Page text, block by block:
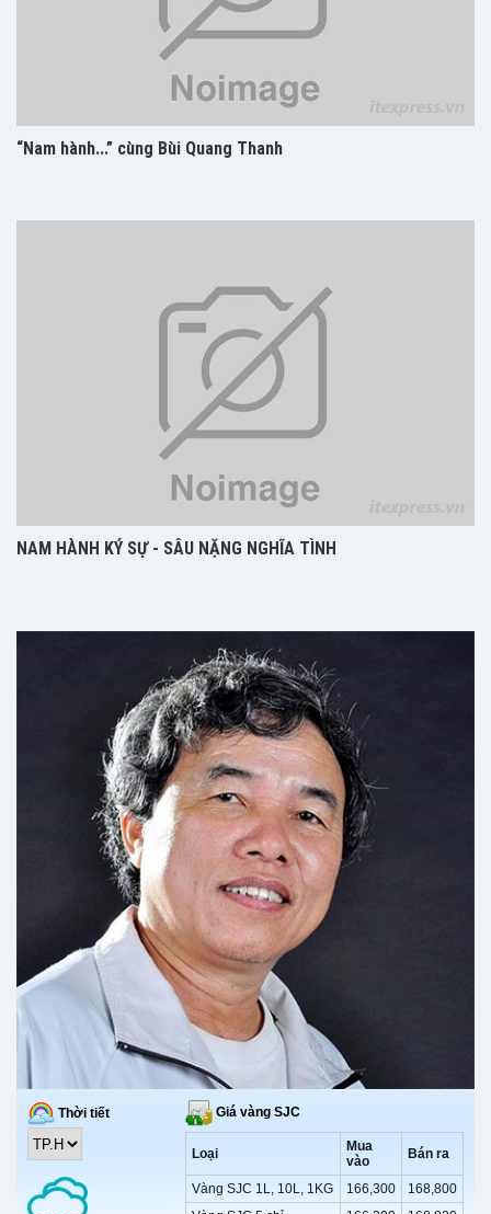
“Nam hành...” cùng Bùi Quang Thanh
NAM HÀNH KÝ SỰ - SÂU NẶNG NGHĨA TÌNH